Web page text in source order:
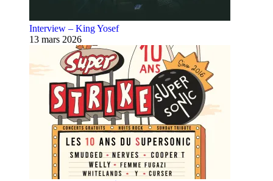
Interview – King Yosef
13 mars 2026